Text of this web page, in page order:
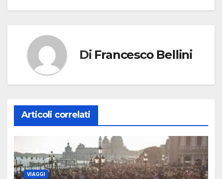
Di Francesco Bellini
Articoli correlati
VIAGGI